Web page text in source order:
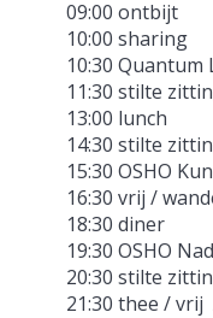
09:00 ontbijt
10:00 sharing
10:30
11:30 stilte
13:00 lunch
14:30 stilte
15:30 OSHO
16:30 vrij /
18:30 diner
19:30 OSHO
20:30 stilte
21:30 thee / vrij